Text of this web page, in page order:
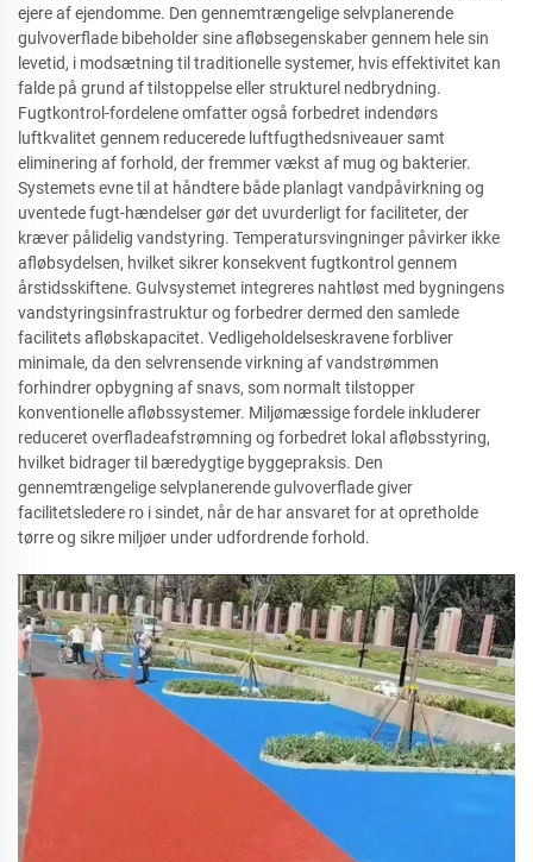
ejere af ejendomme. Den gennemtrængelige selvplanerende
gulvoverflade bibeholder sine afløbsegenskaber gennem hele sin
levetid, i modsætning til traditionelle systemer, hvis effektivitet kan
falde på grund af tilstoppelse eller strukturel nedbrydning.
Fugtkontrol-fordelene omfatter også forbedret indendørs
luftkvalitet gennem reducerede luftfugthedsniveauer samt
eliminering af forhold, der fremmer vækst af mug og bakterier.
Systemets evne til at håndtere både planlagt vandpåvirkning og
uventede fugt-hændelser gør det uvurderligt for faciliteter, der
kræver pålidelig vandstyring. Temperatursvingninger påvirker ikke
afløbsydelsen, hvilket sikrer konsekvent fugtkontrol gennem
årstidsskiftene. Gulvsystemet integreres nahtløst med bygningens
vandstyringsinfrastruktur og forbedrer dermed den samlede
facilitets afløbskapacitet. Vedligeholdelseskravene forbliver
minimale, da den selvrensende virkning af vandstrømmen
forhindrer opbygning af snavs, som normalt tilstopper
konventionelle afløbssystemer. Miljømæssige fordele inkluderer
reduceret overfladeafstrømning og forbedret lokal afløbsstyring,
hvilket bidrager til bæredygtige byggepraksis. Den
gennemtrængelige selvplanerende gulvoverflade giver
facilitetsledere ro i sindet, når de har ansvaret for at opretholde
tørre og sikre miljøer under udfordrende forhold.